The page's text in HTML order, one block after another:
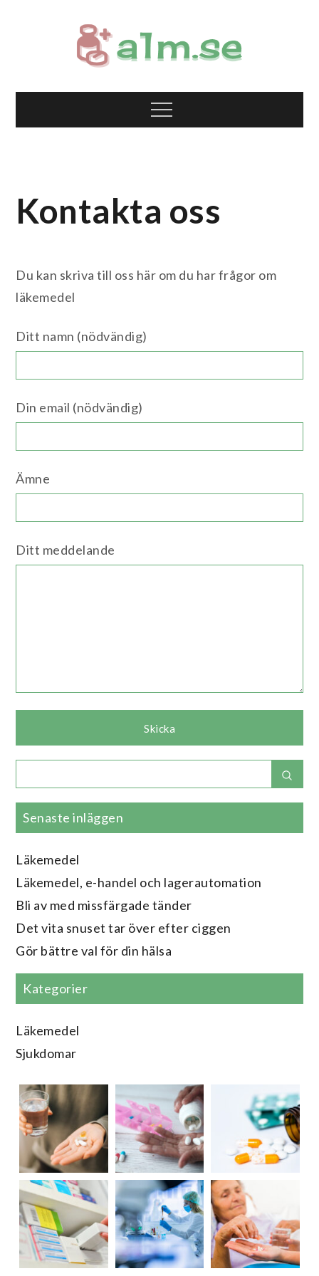
a1m.se Menu
Kontakta oss
Du kan skriva till oss här om du har frågor om
läkemedel
Ditt namn (nödvändig)
Din email (nödvändig)
Ämne
Ditt meddelande
for:
Senaste inläggen
Läkemedel
Läkemedel, e-handel och lagerautomation
Bli av med missfärgade tänder
Det vita snuset tar över efter ciggen
Gör bättre val för din hälsa
Kategorier
Läkemedel
Sjukdomar